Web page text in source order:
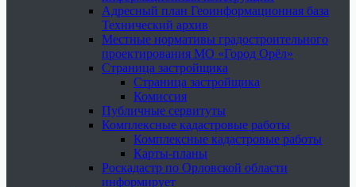
Адресный план Геоинформационная база
Технический архив
Местные нормативы градостроительного
проектирования МО «Город Орёл»
Страница застройщика
Страница застройщика
Комиссия
Публичные сервитуты
Комплексные кадастровые работы
Комплексные кадастровые работы
Карты-планы
Роскадастр по Орловской области
информирует